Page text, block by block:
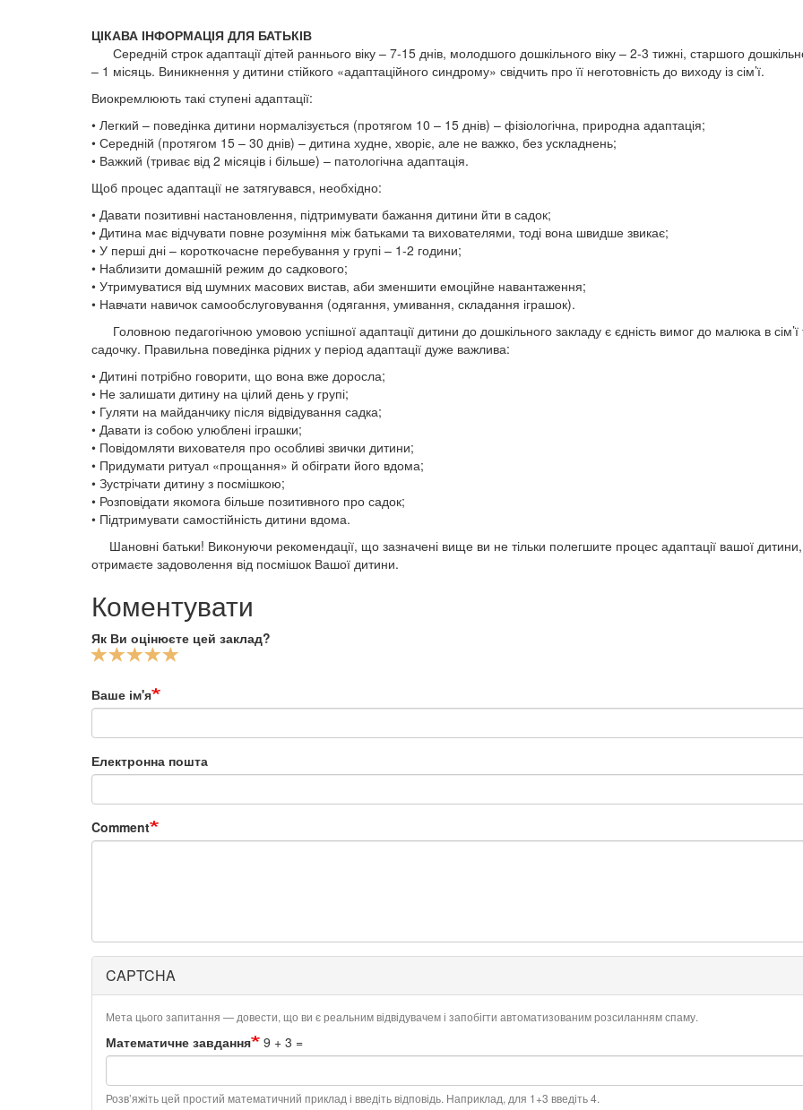
ЦІКАВА ІНФОРМАЦІЯ ДЛЯ БАТЬКІВ
Середній строк адаптації дітей раннього віку – 7-15 днів, молодшого дошкільного віку – 2-3 тижні, старшого
– 1 місяць. Виникнення у дитини стійкого «адаптаційного синдрому» свідчить про її неготовність до виходу із сім’ї.
Виокремлюють такі ступені адаптації:
• Легкий – поведінка дитини нормалізується (протягом 10 – 15 днів) – фізіологічна, природна адаптація;
• Середній (протягом 15 – 30 днів) – дитина худне, хворіє, але не важко, без ускладнень;
• Важкий (триває від 2 місяців і більше) – патологічна адаптація.
Щоб процес адаптації не затягувався, необхідно:
• Давати позитивні настановлення, підтримувати бажання дитини йти в садок;
• Дитина має відчувати повне розуміння між батьками та вихователями, тоді вона швидше звикає;
• У перші дні – короткочасне перебування у групі – 1-2 години;
• Наблизити домашній режим до садкового;
• Утримуватися від шумних масових вистав, аби зменшити емоційне навантаження;
• Навчати навичок самообслуговування (одягання, умивання, складання іграшок).
Головною педагогічною умовою успішної адаптації дитини до дошкільного закладу є єдність вимог до малюка в сім’ї
садочку. Правильна поведінка рідних у період адаптації дуже важлива:
• Дитині потрібно говорити, що вона вже доросла;
• Не залишати дитину на цілий день у групі;
• Гуляти на майданчику після відвідування садка;
• Давати із собою улюблені іграшки;
• Повідомляти вихователя про особливі звички дитини;
• Придумати ритуал «прощання» й обіграти його вдома;
• Зустрічати дитину з посмішкою;
• Розповідати якомога більше позитивного про садок;
• Підтримувати самостійність дитини вдома.
Шановні батьки! Виконуючи рекомендації, що зазначені вище ви не тільки полегшите процес адаптації вашої
отримаєте задоволення від посмішок Вашої дитини.
Коментувати
Як Ви оцінюєте цей заклад?
Ваше ім'я
Електронна пошта
Comment
CAPTCHA
Мета цього запитання — довести, що ви є реальним відвідувачем і запобігти автоматизованим розсиланням спаму.
Математичне завдання 9 + 3 =
Розв’яжіть цей простий математичний приклад і введіть відповідь. Наприклад, для 1+3 введіть 4.